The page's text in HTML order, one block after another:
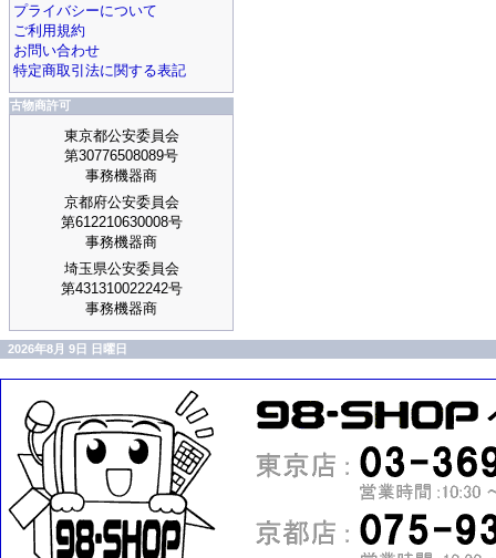
プライバシーについて
ご利用規約
お問い合わせ
特定商取引法に関する表記
古物商許可
東京都公安委員会
第30776508089号
事務機器商
京都府公安委員会
第612210630008号
事務機器商
埼玉県公安委員会
第431310022242号
事務機器商
2026年8月 9日 日曜日